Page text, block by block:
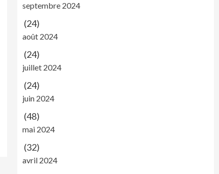
septembre 2024
(24)
août 2024
(24)
juillet 2024
(24)
juin 2024
(48)
mai 2024
(32)
avril 2024